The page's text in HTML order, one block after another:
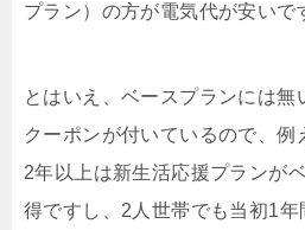
プラン）の方が電気代が安いで
とはいえ、ベースプランには無
クーポンが付いているので、例
2年以上は新生活応援プランが
得ですし、2人世帯でも当初1